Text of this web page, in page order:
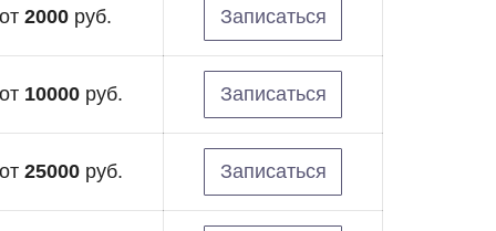
от 2000 руб. Записаться
от 10000 руб. Записаться
от 25000 руб. Записаться